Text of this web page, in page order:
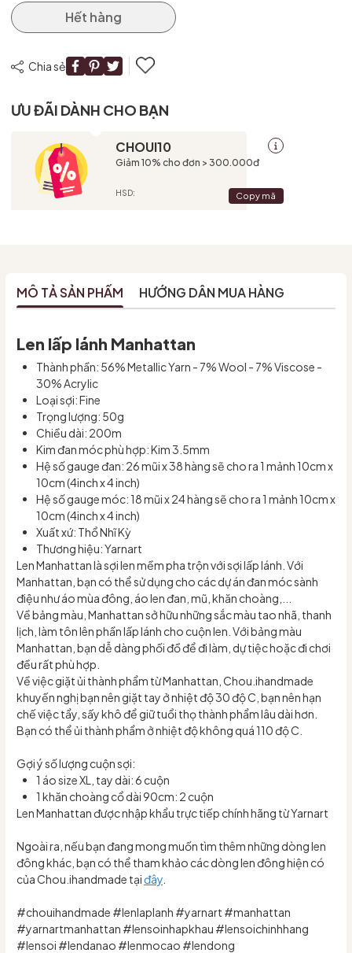
Hết hàng
Chia sẻ
ƯU ĐÃI DÀNH CHO BẠN
CHOUI10
Giảm 10% cho đơn > 300.000đ
HSD: Copy mã
MÔ TẢ SẢN PHẨM HƯỚNG DẪN MUA HÀNG
Len lấp lánh Manhattan
Thành phần: 56% Metallic Yarn - 7% Wool - 7% Viscose -
30% Acrylic
Loại sợi: Fine
Trọng lượng: 50g
Chiều dài: 200m
Kim đan móc phù hợp: Kim 3.5mm
Hệ số gauge đan: 26 mũi x 38 hàng sẽ cho ra 1 mảnh 10cm x
10cm (4inch x 4 inch)
Hệ số gauge móc: 18 mũi x 24 hàng sẽ cho ra 1 mảnh 10cm x
10cm (4inch x 4 inch)
Xuất xứ: Thổ Nhĩ Kỳ
Thương hiệu: Yarnart
Len Manhattan là sợi len mềm pha trộn với sợi lấp lánh. Với
Manhattan, bạn có thể sử dụng cho các dự án đan móc sành
điệu như áo mùa đông, áo len đan, mũ, khăn choàng,...
Về bảng màu, Manhattan sở hữu những sắc màu tao nhã, thanh
lịch, làm tôn lên phần lấp lánh cho cuộn len. Với bảng màu
Manhattan, bạn dễ dàng phối đồ để đi làm, dự tiệc hoặc đi chơi
đều rất phù hợp.
Về việc giặt ủi thành phẩm từ Manhattan, Chou.ihandmade
khuyến nghị bạn nên giặt tay ở nhiệt độ 30 độ C, bạn nên hạn
chế việc tẩy, sấy khô để giữ tuổi thọ thành phẩm lâu dài hơn.
Bạn có thể ủi thành phẩm ở nhiệt độ không quá 110 độ C.
Gợi ý số lượng cuộn sợi:
1 áo size XL, tay dài: 6 cuộn
1 khăn choàng cổ dài 90cm: 2 cuộn
Len Manhattan được nhập khẩu trực tiếp chính hãng từ Yarnart
Ngoài ra, nếu bạn đang mong muốn tìm thêm những dòng len
đông khác, bạn có thể tham khảo các dòng len đông hiện có
của Chou.ihandmade tạiđây
#chouihandmade #lenlaplanh #yarnart #manhattan
#yarnartmanhattan #lensoinhapkhau #lensoichinhhang
#lensoi #lendanao #lenmocao #lendong